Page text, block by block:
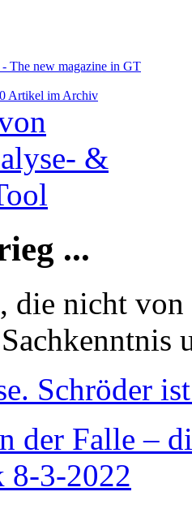
The new magazine in GT
Artikel im Archiv
...
die nicht
Schröder
der Falle –
3-2022